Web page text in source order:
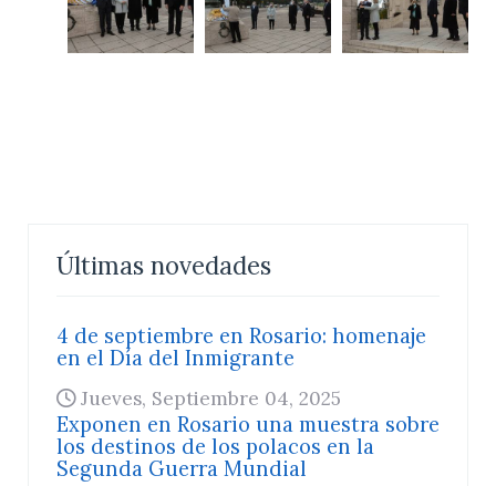
Últimas novedades
4 de septiembre en Rosario: homenaje
en el Día del Inmigrante
Jueves, Septiembre 04, 2025
Exponen en Rosario una muestra sobre
los destinos de los polacos en la
Segunda Guerra Mundial